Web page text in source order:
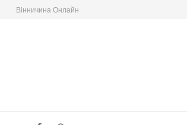
Вінничина Онлайн